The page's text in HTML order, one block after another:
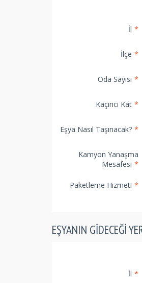
İl *
İlçe *
Oda Sayısı *
Kaçıncı Kat *
Eşya Nasıl Taşınacak? *
Kamyon Yanaşma
Mesafesi *
Paketleme Hizmeti *
EŞYANIN GIDECEĞI
İl *